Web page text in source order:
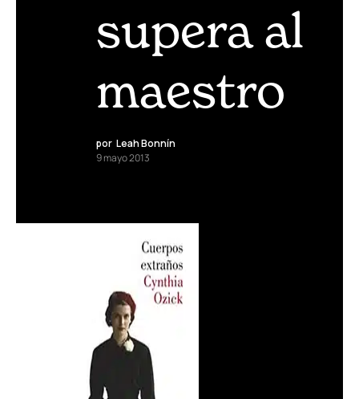
supera al
maestro
por Leah Bonnín
9 mayo 2013